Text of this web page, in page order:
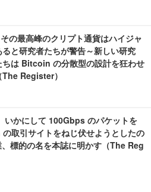
最高峰のクリプト通貨はハイジャ
と研究者たちが警告～新しい研究
ちは Bitcoin の分散型の設計を狂わせ
Register）
いかにして 100Gbps のパケットを
取引サイトをねじ伏せようとしたの
標的の名を本誌に明かす（The Reg